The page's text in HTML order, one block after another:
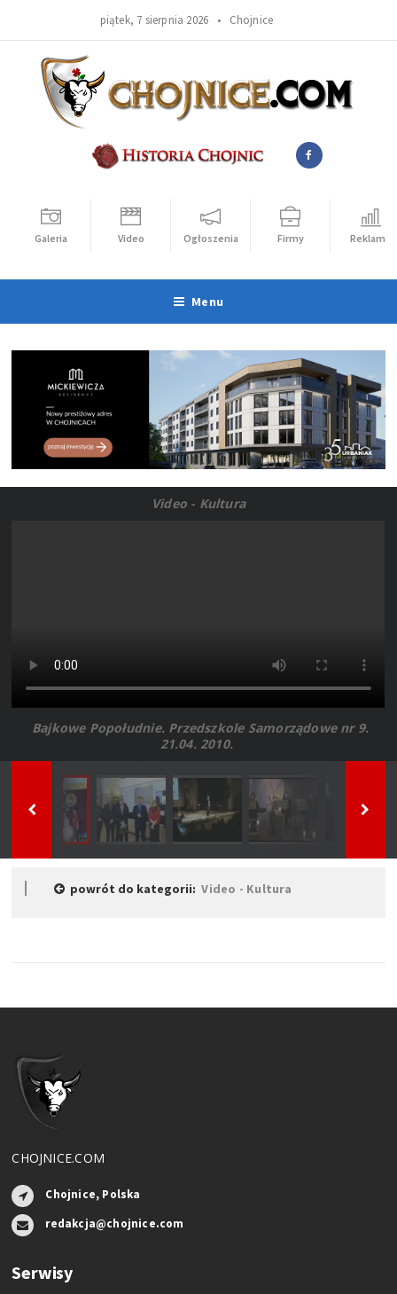
piątek, 7 sierpnia 2026 • Chojnice
Galeria Video Ogłoszenia Firmy Reklama
Menu
Video - Kultura
Bajkowe Popołudnie. Przedszkole Samorządowe nr 9.
21.04. 2010.
powrót do kategorii:Video - Kultura
CHOJNICE.COM
Chojnice, Polska
redakcja@chojnice.com
Serwisy